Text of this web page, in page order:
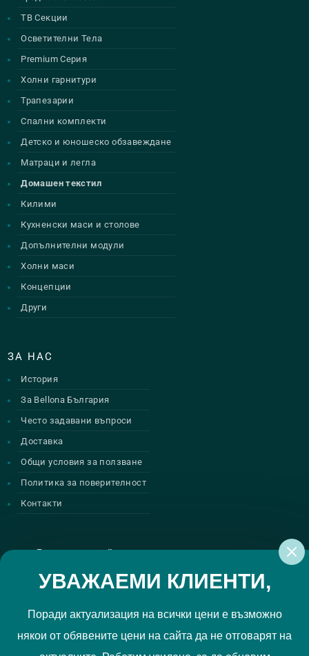
УВАЖАЕМИ КЛИЕНТИ,
Поради актуализация на всички цени е възможно
някои от обявените цени на сайта да не отговарят на
ТВ Секции
Осветителни Тела
Premium Серия
Холни гарнитури
Трапезарии
Спални комплекти
Детско и юношеско обзавеждане
Матраци и легла
Домашен текстил
Килими
Кухненски маси и столове
Допълнителни модули
Холни маси
Концепции
Други
ЗА НАС
История
За Bellona България
Често задавани въпроси
Доставка
Общи условия за ползване
Политика за поверителност
Контакти
Регистрирай се за нашите атрактивни
Прочетох и приемам Политиката за поверителност